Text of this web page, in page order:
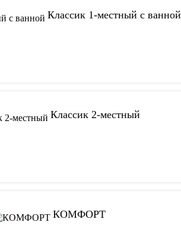
Классик 1-местный с ванной
Классик 2-местный
КОМФОРТ